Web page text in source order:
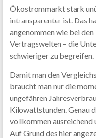
Ökostrommarkt stark
intransparenter ist. Das
angenommen wie bei
Vertragswelten – die
schwieriger zu begreifen.
Damit man den
braucht man nur die
ungefähren
Kilowattstunden. Genau
vollkommen ausreichend
Auf Grund des hier